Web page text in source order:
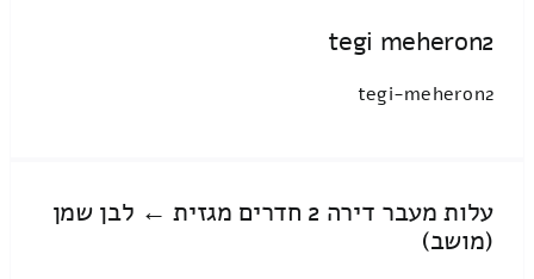
tegi meheron2
tegi-meheron2
עלות מעבר דירה 2 חדרים מגזית ← לבן שמן
(מושב)